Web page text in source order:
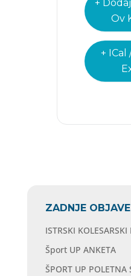
+
Ov
+
ZADNJE OBJAVE
ISTRSKI
Šport UP ANKETA
ŠPORT UP POLETNA